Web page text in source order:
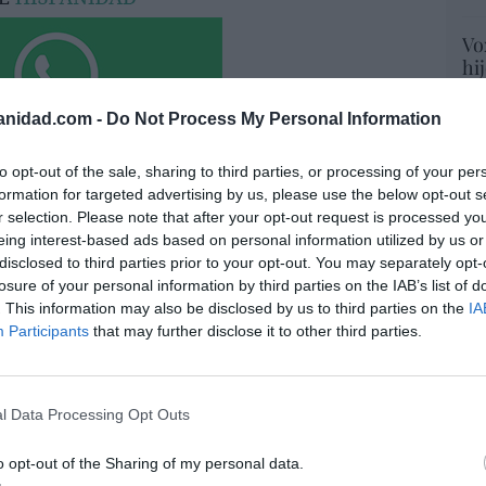
- Do Not Process My Personal Information
opt-out of the sale, sharing to third parties, or processing of your
for targeted advertising by us, please use the below opt-out
selection. Please note that after your opt-out request is processed
interest-based ads based on personal information utilized by us
to third parties prior to your opt-out. You may separately
of your personal information by third parties on the IAB’s list of
This information may also be disclosed by us to third parties on the
Participants that may further disclose it to other third parties.
Data Processing Opt Outs
opt-out of the Sharing of my personal data.
no se ha atrevido a acabar con Onur
Rodríguez Soler le exige que le
y exhibe músculo
07/08/26 07:57
señor de los eclipses